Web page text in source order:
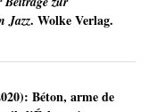
Jazz. Wolke Verlag.
Béton, arme de